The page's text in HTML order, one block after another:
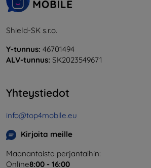
Shield-SK s.r.o.
Y-tunnus: 46701494
ALV-tunnus: SK2023549671
Yhteystiedot
info@top4mobile.eu
Kirjoita meille
Maanantaista perjantaihin:
Online8:00 - 16:00